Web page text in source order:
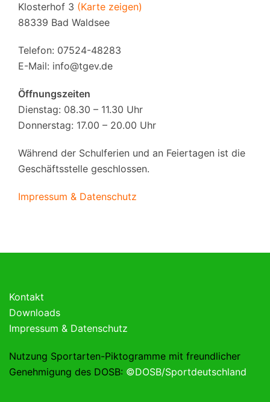
Klosterhof 3 (Karte zeigen)
88339 Bad Waldsee
Telefon: 07524-48283
E-Mail: info@tgev.de
Öffnungszeiten
Dienstag: 08.30 – 11.30 Uhr
Donnerstag: 17.00 – 20.00 Uhr
Während der Schulferien und an Feiertagen ist die
Geschäftsstelle geschlossen.
Impressum & Datenschutz
Kontakt
Downloads
Impressum & Datenschutz
Nutzung Sportarten-Piktogramme mit freundlicher
Genehmigung des DOSB: ©DOSB/Sportdeutschland